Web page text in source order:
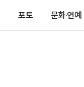
포토 문화·연예